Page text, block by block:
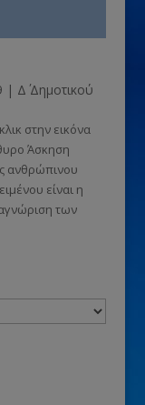
| Δ΄ Δημοτικού
στην εικόνα
Άσκηση
ανθρώπινου
είναι η
των